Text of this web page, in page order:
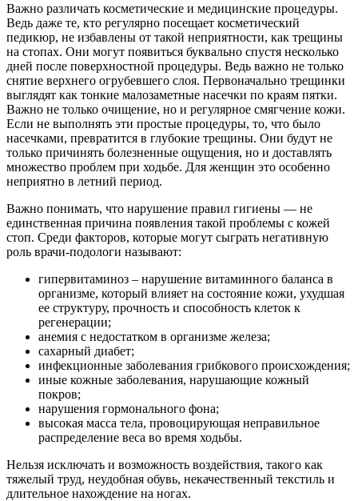
Важно различать косметические и медицинские процедуры.
Ведь даже те, кто регулярно посещает косметический
педикюр, не избавлены от такой неприятности, как трещины
на стопах. Они могут появиться буквально спустя несколько
дней после поверхностной процедуры. Ведь важно не только
снятие верхнего огрубевшего слоя. Первоначально трещинки
выглядят как тонкие малозаметные насечки по краям пятки.
Важно не только очищение, но и регулярное смягчение кожи.
Если не выполнять эти простые процедуры, то, что было
насечками, превратится в глубокие трещины. Они будут не
только причинять болезненные ощущения, но и доставлять
множество проблем при ходьбе. Для женщин это особенно
неприятно в летний период.
Важно понимать, что нарушение правил гигиены — не
единственная причина появления такой проблемы с кожей
стоп. Среди факторов, которые могут сыграть негативную
роль врачи-подологи называют:
гипервитаминоз – нарушение витаминного баланса в
организме, который влияет на состояние кожи, ухудшая
ее структуру, прочность и способность клеток к
регенерации;
анемия с недостатком в организме железа;
сахарный диабет;
инфекционные заболевания грибкового происхождения;
иные кожные заболевания, нарушающие кожный
покров;
нарушения гормонального фона;
высокая масса тела, провоцирующая неправильное
распределение веса во время ходьбы.
Нельзя исключать и возможность воздействия, такого как
тяжелый труд, неудобная обувь, некачественный текстиль и
длительное нахождение на ногах.